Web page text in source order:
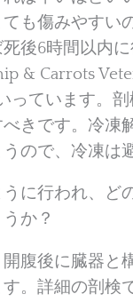
も傷みやすい
後6時間以内
& Carrots
っています。
きです。冷凍
ので、冷凍は
に行われ、ど
か？
腹後に臓器と
。詳細の剖検